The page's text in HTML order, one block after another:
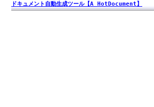
ドキュメント自動生成ツール【A HotDocument】